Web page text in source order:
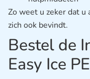
Zo weet u zeker dat u
zich ook bevindt.
Bestel de
Easy Ice PE